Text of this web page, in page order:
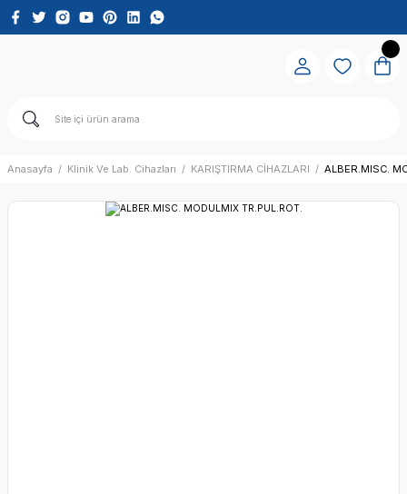
Anasayfa Klinik Ve Lab. Cihazları KARIŞTIRMA CİHAZLARI ALBER.MISC.